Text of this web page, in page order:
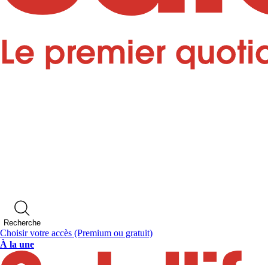
Recherche
Choisir votre accès (Premium ou gratuit)
À la une